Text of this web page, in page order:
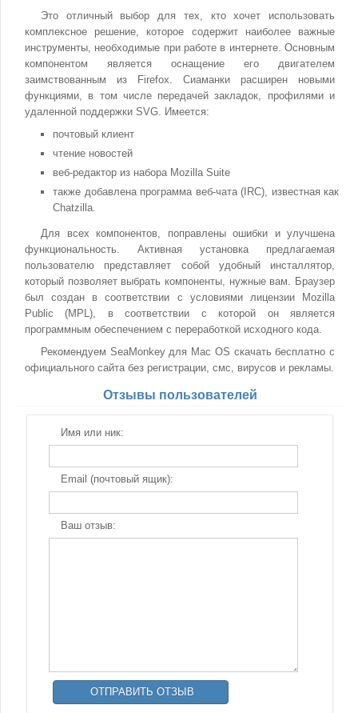
Это отличный выбор для тех, кто хочет использовать
комплексное решение, которое содержит наиболее важные
инструменты, необходимые при работе в интернете. Основным
компонентом является оснащение его двигателем
заимствованным из Firefox. Сиаманки расширен новыми
функциями, в том числе передачей закладок, профилями и
удаленной поддержки SVG. Имеется:
почтовый клиент
чтение новостей
веб-редактор из набора Mozilla Suite
также добавлена программа веб-чата (IRC), известная как
Chatzilla.
Для всех компонентов, поправлены ошибки и улучшена
функциональность. Активная установка предлагаемая
пользователю представляет собой удобный инсталлятор,
который позволяет выбрать компоненты, нужные вам. Браузер
был создан в соответствии с условиями лицензии Mozilla
Public (MPL), в соответствии с которой он является
программным обеспечением с переработкой исходного кода.
Рекомендуем SeaMonkey для Mac OS скачать бесплатно с
официального сайта без регистрации, смс, вирусов и рекламы.
Отзывы пользователей
Имя или ник:
Email (почтовый ящик):
Ваш отзыв: